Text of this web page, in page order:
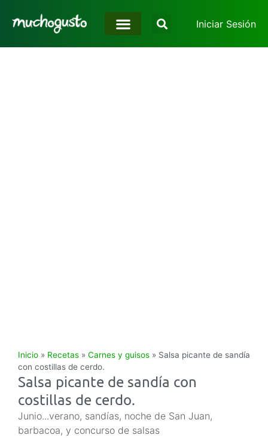
Iniciar Sesión
Inicio » Recetas » Carnes y guisos » Salsa picante de sandía
con costillas de cerdo.
Salsa picante de sandía con
costillas de cerdo.
Junio...verano, sandías, noche de San Juan,
barbacoa, y concurso de salsas